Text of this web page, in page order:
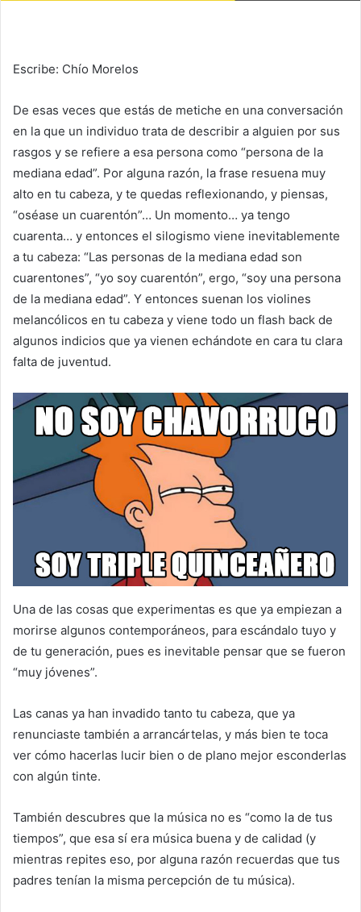
Escribe: Chío Morelos
De esas veces que estás de metiche en una conversación
en la que un individuo trata de describir a alguien por sus
rasgos y se refiere a esa persona como “persona de la
mediana edad”. Por alguna razón, la frase resuena muy
alto en tu cabeza, y te quedas reflexionando, y piensas,
“oséase un cuarentón”… Un momento… ya tengo
cuarenta… y entonces el silogismo viene inevitablemente
a tu cabeza: “Las personas de la mediana edad son
cuarentones”, “yo soy cuarentón”, ergo, “soy una persona
de la mediana edad”. Y entonces suenan los violines
melancólicos en tu cabeza y viene todo un flash back de
algunos indicios que ya vienen echándote en cara tu clara
falta de juventud.
Una de las cosas que experimentas es que ya empiezan a
morirse algunos contemporáneos, para escándalo tuyo y
de tu generación, pues es inevitable pensar que se fueron
“muy jóvenes”.
Las canas ya han invadido tanto tu cabeza, que ya
renunciaste también a arrancártelas, y más bien te toca
ver cómo hacerlas lucir bien o de plano mejor esconderlas
con algún tinte.
También descubres que la música no es “como la de tus
tiempos”, que esa sí era música buena y de calidad (y
mientras repites eso, por alguna razón recuerdas que tus
padres tenían la misma percepción de tu música).